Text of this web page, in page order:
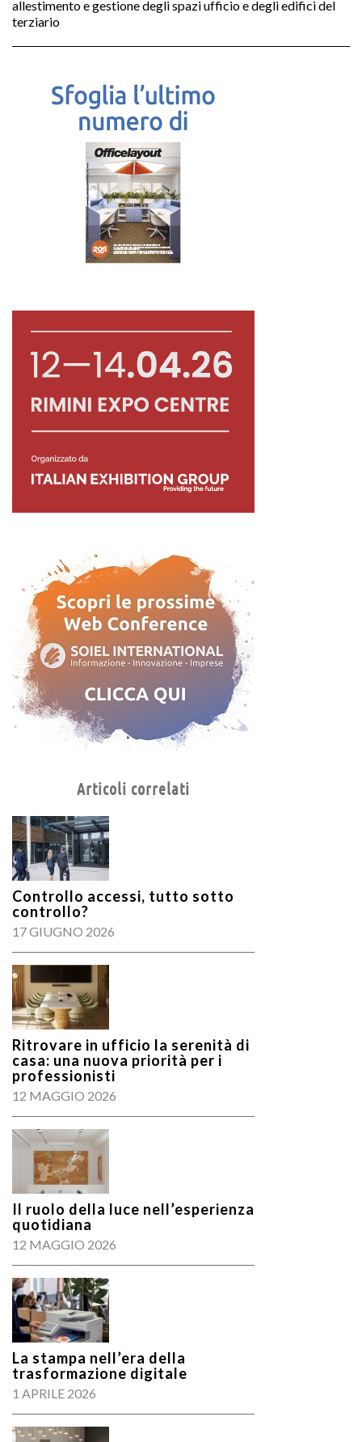
allestimento e gestione degli spazi ufficio e degli edifici del
terziario
Articoli correlati
Controllo accessi, tutto sotto
controllo?
17 GIUGNO 2026
Ritrovare in ufficio la serenità di
casa: una nuova priorità per i
professionisti
12 MAGGIO 2026
Il ruolo della luce nell’esperienza
quotidiana
12 MAGGIO 2026
La stampa nell’era della
trasformazione digitale
1 APRILE 2026